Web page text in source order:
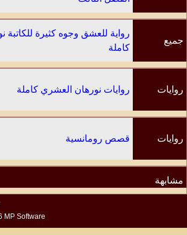
جميع
رواية للعشق وجوه كثيرة للكاتبة
كاملة
روايات روايات نورهان العشري كاملة
روايات
مشابهة
قصص رومانسية
MP Software